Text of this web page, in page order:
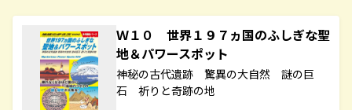
Ｗ１０ 世界１９７ヵ国のふしぎな聖
地＆パワースポット
神秘の古代遺跡 驚異の大自然 謎の巨
石 祈りと奇跡の地